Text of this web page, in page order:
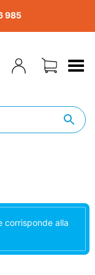
985
Toggle Menu
corrisponde alla